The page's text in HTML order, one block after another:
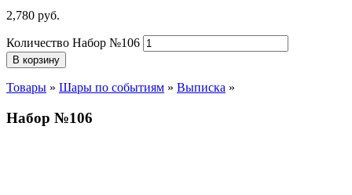
2,780 руб.
Количество Набор №106
В корзину
Товары » Шары по событиям » Выписка »
Набор №106